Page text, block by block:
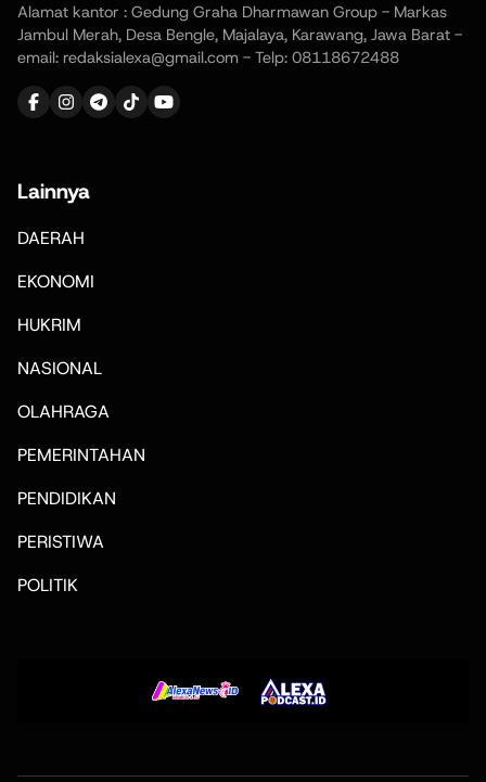
Alamat kantor : Gedung Graha Dharmawan Group - Markas
Jambul Merah, Desa Bengle, Majalaya, Karawang, Jawa Barat -
email: redaksialexa@gmail.com - Telp: 08118672488
Lainnya
DAERAH
EKONOMI
HUKRIM
NASIONAL
OLAHRAGA
PEMERINTAHAN
PENDIDIKAN
PERISTIWA
POLITIK